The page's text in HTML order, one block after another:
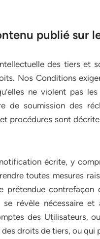
publié sur
des tiers et
Nos Conditions
ne violent pas
de soumission des
procédures sont
écrite, y
toutes mesures
prétendue
révèle nécessaire
des Utilisateurs,
droits de tiers, ou qui